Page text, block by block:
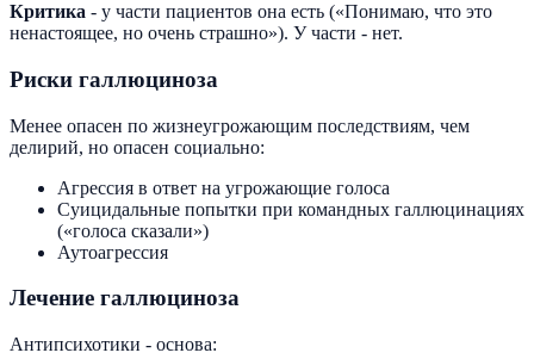
Критика - у части пациентов она есть («Понимаю, что это
ненастоящее, но очень страшно»). У части - нет.
Риски галлюциноза
Менее опасен по жизнеугрожающим последствиям, чем
делирий, но опасен социально:
Агрессия в ответ на угрожающие голоса
Суицидальные попытки при командных галлюцинациях
(«голоса сказали»)
Аутоагрессия
Лечение галлюциноза
Антипсихотики - основа: